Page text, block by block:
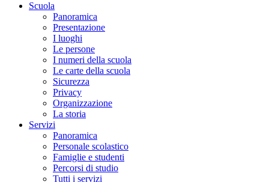
Scuola
Panoramica
Presentazione
I luoghi
Le persone
I numeri della scuola
Le carte della scuola
Sicurezza
Privacy
Organizzazione
La storia
Servizi
Panoramica
Personale scolastico
Famiglie e studenti
Percorsi di studio
Tutti i servizi